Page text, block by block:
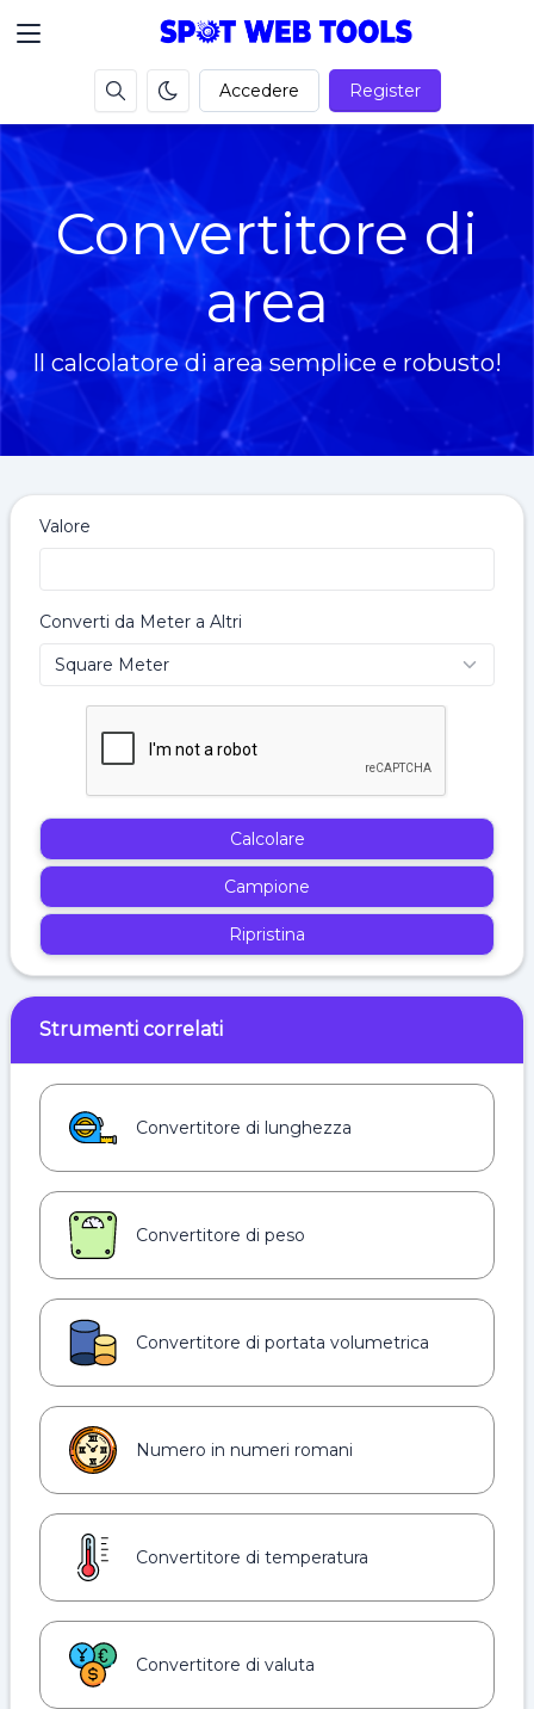
Accedere Register
Convertitore di
area
Il calcolatore di area semplice e robusto!
Valore
Converti da Meter a Altri
Calcolare
Campione
Ripristina
Strumenti correlati
Convertitore di lunghezza
Convertitore di peso
Convertitore di portata volumetrica
Numero in numeri romani
Convertitore di temperatura
Convertitore di valuta